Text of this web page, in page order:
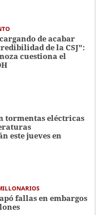
de acabar
de la CSJ":
cuestiona el
tormentas eléctricas
este jueves en
fallas en embargos